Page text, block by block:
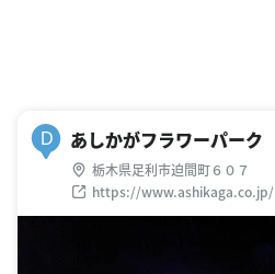
D あしかがフラワーパーク
栃木県足利市迫間町６０７
https://www.ashikaga.co.jp/